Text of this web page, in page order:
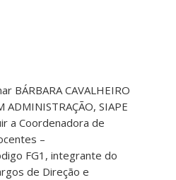
BÁRBARA CAVALHEIRO
ADMINISTRAÇÃO, SIAPE
a Coordenadora de
–
FG1, integrante do
de Direção e